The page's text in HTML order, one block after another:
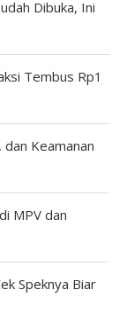
Dibuka, Ini
Tembus Rp1
Keamanan
MPV dan
Speknya Biar